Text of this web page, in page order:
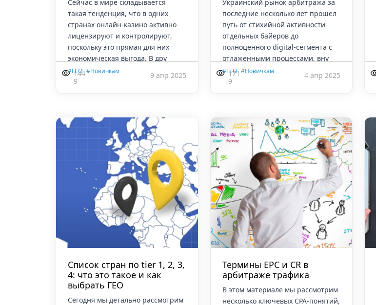
Сейчас в мире складывается
такая тенденция, что в одних
странах онлайн-казино активно
лицензируют и контролируют,
поскольку это прямая для них
экономическая выгода. В дру
#ГЕО,#Новичкам
144
9
9 апр 2025
Украинский рынок арбитража за
последние несколько лет прошел
путь от стихийной активности
отдельных байеров до
полноценного digital-сегмента с
отлаженными процессами, вну
#ГЕО, #Новичкам
171
9
4 апр 2025
Список стран по tier 1, 2, 3,
4: что это такое и как
выбрать ГЕО
Сегодня мы детально рассмотрим
Термины EPC и СR в
арбитраже трафика
В этом материале мы рассмотрим
несколько ключевых CPA-понятий,